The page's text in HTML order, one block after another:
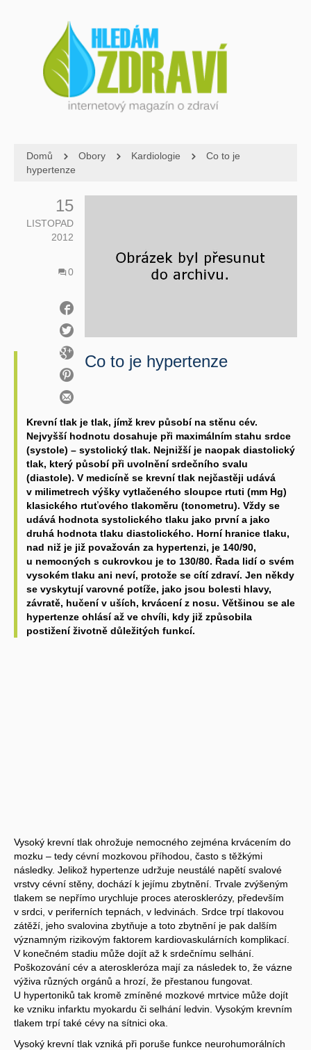
Domů Obory Kardiologie
Co to je
hypertenze
15
LISTOPAD
2012
0
Co to je hypertenze
Krevní tlak je tlak, jímž krev působí na stěnu cév.
Nejvyšší hodnotu dosahuje při maximálním stahu srdce
(systole) – systolický tlak. Nejnižší je naopak diastolický
tlak, který působí při uvolnění srdečního svalu
(diastole). V medicíně se krevní tlak nejčastěji udává
v milimetrech výšky vytlačeného sloupce rtuti (mm Hg)
klasického rtuťového tlakoměru (tonometru). Vždy se
udává hodnota systolického tlaku jako první a jako
druhá hodnota tlaku diastolického. Horní hranice tlaku,
nad niž je již považován za hypertenzi, je 140/90,
u nemocných s cukrovkou je to 130/80. Řada lidí o svém
vysokém tlaku ani neví, protože se cítí zdraví. Jen někdy
se vyskytují varovné potíže, jako jsou bolesti hlavy,
závratě, hučení v uších, krvácení z nosu. Většinou se ale
hypertenze ohlásí až ve chvíli, kdy již způsobila
postižení životně důležitých funkcí.
Vysoký krevní tlak ohrožuje nemocného zejména krvácením do
mozku – tedy cévní mozkovou příhodou, často s těžkými
následky. Jelikož hypertenze udržuje neustálé napětí svalové
vrstvy cévní stěny, dochází k jejímu zbytnění. Trvale zvýšeným
tlakem se nepřímo urychluje proces aterosklerózy, především
v srdci, v periferních tepnách, v ledvinách. Srdce trpí tlakovou
zátěží, jeho svalovina zbytňuje a toto zbytnění je pak dalším
významným rizikovým faktorem kardiovaskulárních komplikací.
V konečném stadiu může dojít až k srdečnímu selhání.
Poškozování cév a ateroskleróza mají za následek to, že vázne
výživa různých orgánů a hrozí, že přestanou fungovat.
U hypertoniků tak kromě zmíněné mozkové mrtvice může dojít
ke vzniku infarktu myokardu či selhání ledvin. Vysokým krevním
tlakem trpí také cévy na sítnici oka.
Vysoký krevní tlak vzniká při poruše funkce neurohumorálních